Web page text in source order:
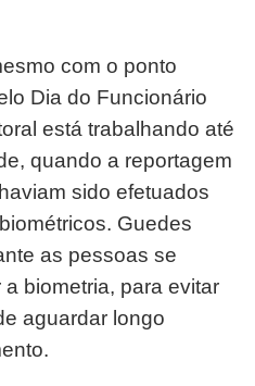
com o ponto
Dia do Funcionário
está trabalhando até
quando a reportagem
sido efetuados
Guedes
as pessoas se
biometria, para evitar
aguardar longo